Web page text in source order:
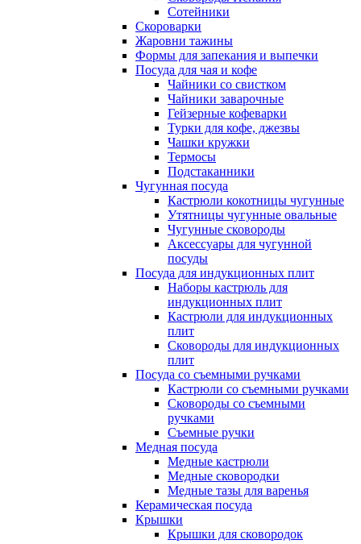
Сотейники
Скороварки
Жаровни тажины
Формы для запекания и выпечки
Посуда для чая и кофе
Чайники со свистком
Чайники заварочные
Гейзерные кофеварки
Турки для кофе, джезвы
Чашки кружки
Термосы
Подстаканники
Чугунная посуда
Кастрюли кокотницы чугунные
Утятницы чугунные овальные
Чугунные сковороды
Аксессуары для чугунной
посуды
Посуда для индукционных плит
Наборы кастрюль для
индукционных плит
Кастрюли для индукционных
плит
Сковороды для индукционных
плит
Посуда со съемными ручками
Кастрюли со съемными ручками
Сковороды со съемными
ручками
Съемные ручки
Медная посуда
Медные кастрюли
Медные сковородки
Медные тазы для варенья
Керамическая посуда
Крышки
Крышки для сковородок